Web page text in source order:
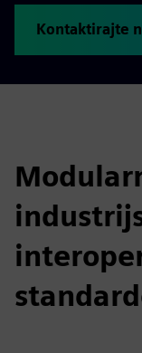
Kontaktirajte